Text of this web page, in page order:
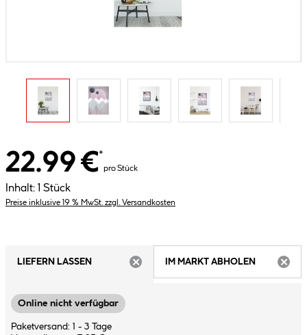
22.99 €*
pro Stück
Inhalt: 1 Stück
Preise inklusive 19 % MwSt. zzgl. Versandkosten
LIEFERN LASSEN
IM MARKT ABHOLEN
Online nicht verfügbar
Paketversand: 1 - 3 Tage